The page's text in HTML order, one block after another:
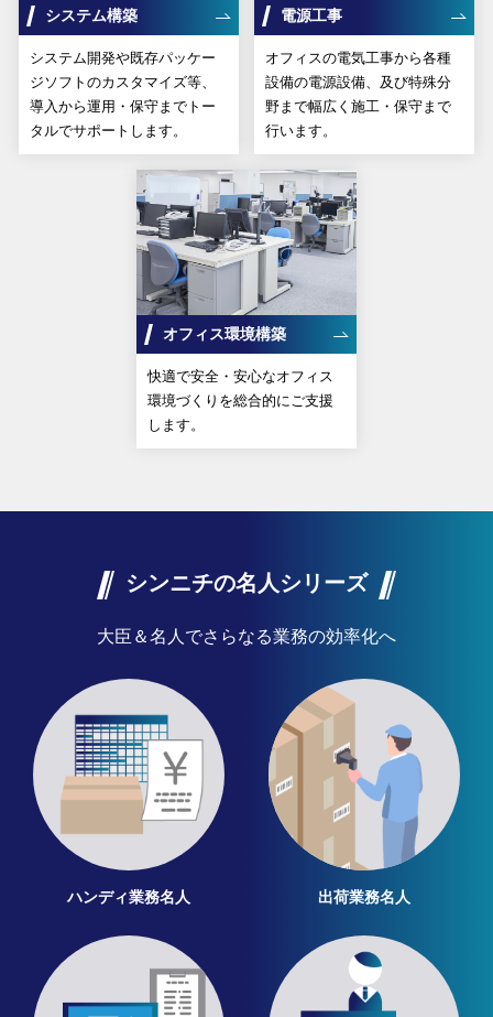
システム構築
システム開発や既存パッケー
ジソフトのカスタマイズ等、
導入から運用・保守までトー
タルでサポートします。
電源工事
オフィスの電気工事から各種
設備の電源設備、及び特殊分
野まで幅広く施工・保守まで
行います。
オフィス環境構築
快適で安全・安心なオフィス
環境づくりを総合的にご支援
します。
シンニチの名人シリーズ
大臣＆名人でさらなる業務の効率化へ
ハンディ業務名人 出荷業務名人